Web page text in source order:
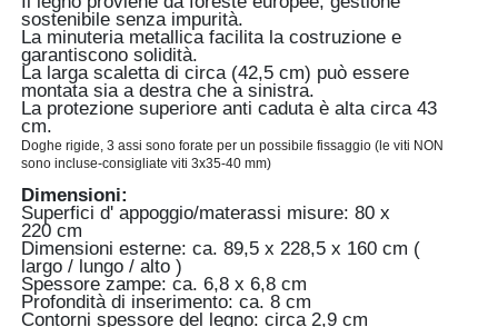
sostenibile senza impurità.
La minuteria metallica facilita la costruzione e
garantiscono solidità.
La larga scaletta di circa (42,5 cm) può essere
montata sia a destra che a sinistra.
La protezione superiore anti caduta è alta circa 43
cm.
Doghe rigide, 3 assi sono forate per un possibile fissaggio (le viti NON
sono incluse-consigliate viti 3x35-40 mm)
Dimensioni:
Superfici d' appoggio/materassi misure: 80 x
220 cm
Dimensioni esterne: ca. 89,5 x 228,5 x 160 cm (
largo / lungo / alto )
Spessore zampe: ca. 6,8 x 6,8 cm
Profondità di inserimento: ca. 8 cm
Contorni spessore del legno: circa 2,9 cm